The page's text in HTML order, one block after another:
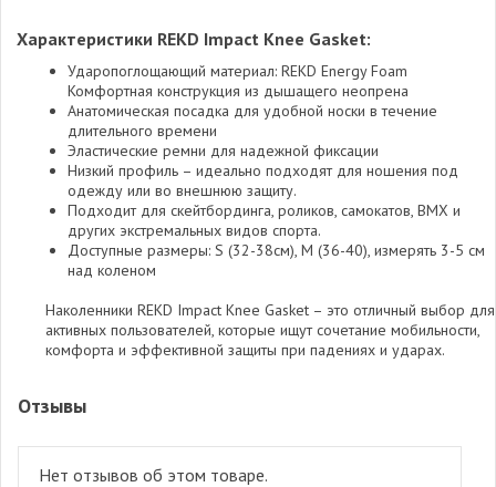
Характеристики REKD Impact Knee Gasket:
Ударопоглощающий материал: REKD Energy Foam
Комфортная конструкция из дышащего неопрена
Анатомическая посадка для удобной носки в течение
длительного времени
Эластические ремни для надежной фиксации
Низкий профиль – идеально подходят для ношения под
одежду или во внешнюю защиту.
Подходит для скейтбординга, роликов, самокатов, BMX и
других экстремальных видов спорта.
Доступные размеры: S (32-38см), М (36-40), измерять 3-5 см
над коленом
Наколенники REKD Impact Knee Gasket – это отличный выбор для
активных пользователей, которые ищут сочетание мобильности,
комфорта и эффективной защиты при падениях и ударах.
Отзывы
Нет отзывов об этом товаре.